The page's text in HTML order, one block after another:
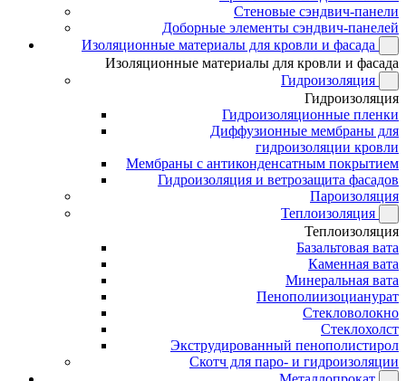
Стеновые сэндвич-панели
Доборные элементы сэндвич-панелей
Изоляционные материалы для кровли и фасада
Изоляционные материалы для кровли и фасада
Гидроизоляция
Гидроизоляция
Гидроизоляционные пленки
Диффузионные мембраны для
гидроизоляции кровли
Мембраны с антиконденсатным покрытием
Гидроизоляция и ветрозащита фасадов
Пароизоляция
Теплоизоляция
Теплоизоляция
Базальтовая вата
Каменная вата
Минеральная вата
Пенополиизоцианурат
Стекловолокно
Стеклохолст
Экструдированный пенополистирол
Скотч для паро- и гидроизоляции